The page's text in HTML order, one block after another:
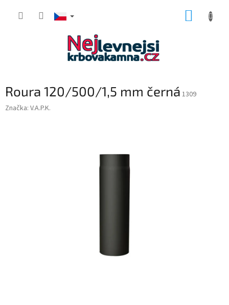
Roura 120/500/1,5 mm černá 1309
Značka: V.A.P.K.